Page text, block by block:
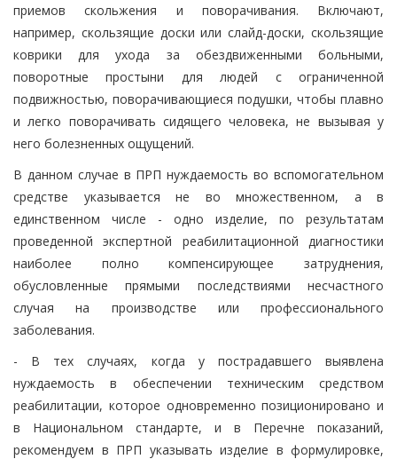
приемов скольжения и поворачивания. Включают,
например, скользящие доски или слайд-доски, скользящие
коврики для ухода за обездвиженными больными,
поворотные простыни для людей с ограниченной
подвижностью, поворачивающиеся подушки, чтобы плавно
и легко поворачивать сидящего человека, не вызывая у
него болезненных ощущений.
В данном случае в ПРП нуждаемость во вспомогательном
средстве указывается не во множественном, а в
единственном числе - одно изделие, по результатам
проведенной экспертной реабилитационной диагностики
наиболее полно компенсирующее затруднения,
обусловленные прямыми последствиями несчастного
случая на производстве или профессионального
заболевания.
- В тех случаях, когда у пострадавшего выявлена
нуждаемость в обеспечении техническим средством
реабилитации, которое одновременно позиционировано и
в Национальном стандарте, и в Перечне показаний,
рекомендуем в ПРП указывать изделие в формулировке,